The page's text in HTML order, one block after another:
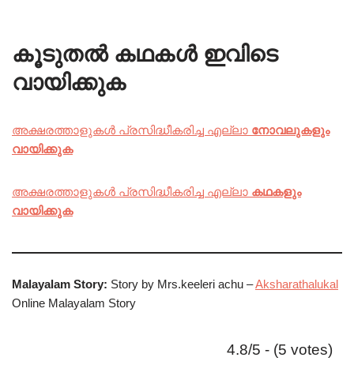
കൂടുതൽ കഥകൾ ഇവിടെ
വായിക്കുക
അക്ഷരത്താളുകൾ പ്രസിദ്ധീകരിച്ച എല്ലാ നോവലുകളും
വായിക്കുക
അക്ഷരത്താളുകൾ പ്രസിദ്ധീകരിച്ച എല്ലാ കഥകളും
വായിക്കുക
Malayalam Story: Story by Mrs.keeleri achu –Aksharathalukal
Online Malayalam Story
4.8/5 - (5 votes)